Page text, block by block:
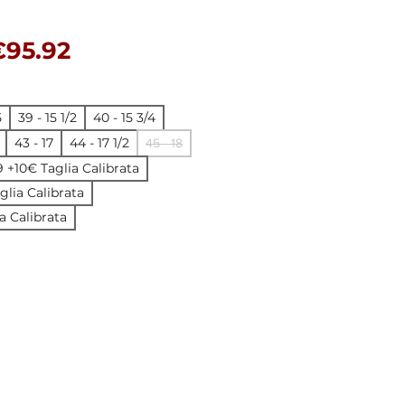
Price
Sale Price
39 - 15 1/2 40 - 15 3/4
43 - 17 44 - 17 1/2 45 - 18
+10€ Taglia Calibrata
Calibrata
Calibrata